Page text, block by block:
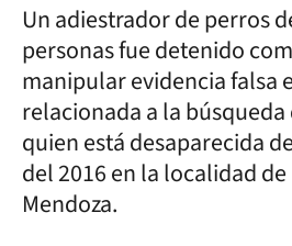
Un adiestrador de perros
personas fue detenido
manipular evidencia falsa
relacionada a la búsqueda
quien está desaparecida
del 2016 en la localidad
Mendoza.